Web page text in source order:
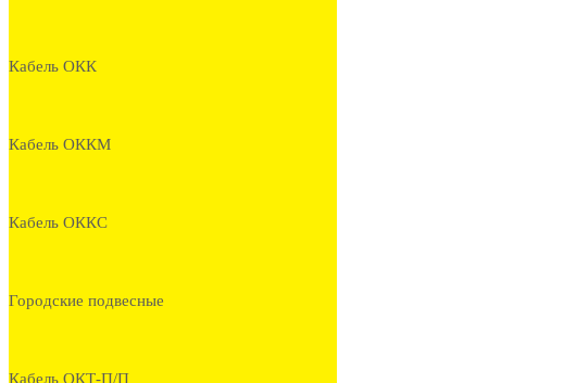
Кабель ОКК
Кабель ОККМ
Кабель ОККС
Городские подвесные
Кабель ОКТ-П/П